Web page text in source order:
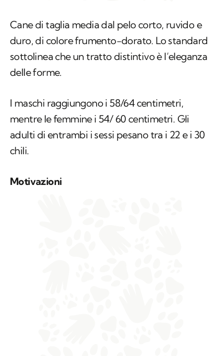
Cane di taglia media dal pelo corto, ruvido e
duro, di colore frumento-dorato. Lo standard
sottolinea che un tratto distintivo è l’eleganza
delle forme.
I maschi raggiungono i 58/64 centimetri,
mentre le femmine i 54/ 60 centimetri. Gli
adulti di entrambi i sessi pesano tra i 22 e i 30
chili.
Motivazioni